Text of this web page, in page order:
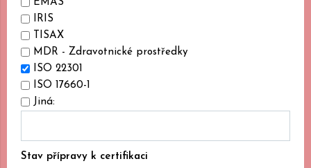
EMAS
IRIS
TISAX
MDR - Zdravotnické prostředky
ISO 22301
ISO 17660-1
Jiná:
Stav přípravy k certifikaci